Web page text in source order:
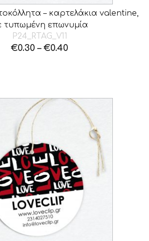
– καρτελάκια valentine,
τυπωμένη επωνυμία
P24_RTAG_V11
€0.30 – €0.40